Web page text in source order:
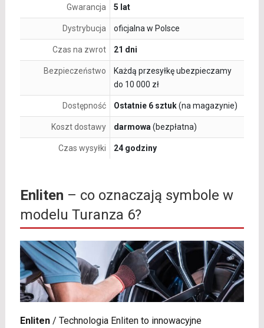
Gwarancja 5 lat
Dystrybucja oficjalna w Polsce
Czas na zwrot 21 dni
Bezpieczeństwo
Każdą przesyłkę ubezpieczamy
do 10 000 zł
Dostępność Ostatnie 6 sztuk(na magazynie)
Koszt dostawy darmowa (bezpłatna)
Czas wysyłki 24 godziny
Enliten – co oznaczają symbole w
modelu Turanza 6?
Enliten/ Technologia Enliten to innowacyjne